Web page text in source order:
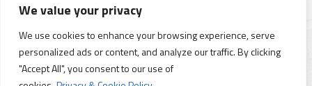
We value your privacy
We use cookies to enhance your browsing experience, serve
personalized ads or content, and analyze our traffic. By clicking
"Accept All", you consent to our use of
Follow us on
Facebook
Instagram
YouTube
https://www.linkedin.com/company/dipartimento-di-fisica-unipi/posts/?feedView=all